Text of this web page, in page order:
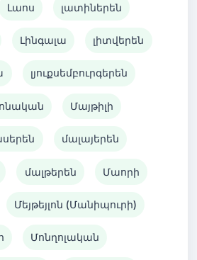
Լաոս լատիներեն
Լինգալա լիտվերեն
լյուքսեմբուրգերեն
Մայթիլի
մալայերեն
մալթերեն Մաորի
Մեյթեյլոն (Մանիպուրի)
Մոնղոլական